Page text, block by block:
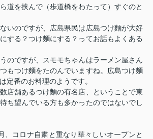
道を挟んで（歩道橋をわたって）すぐのと
いのですが、広島県民は広島つけ麵が大好
する？つけ麵にする？ってお話もよくある
のですが、スモモちゃんはラーメン屋さん
もつけ麵をたのんでいますね。広島つけ麵
定番のお料理のようです。
店舗あるつけ麵の有名店、ということで東
ち望んでいる方も多かったのではないでし
、コロナ自粛と重なり華々しいオープンと